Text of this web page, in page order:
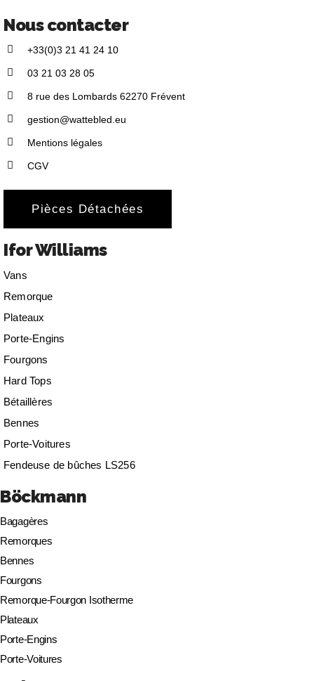
Nous contacter
+33(0)3 21 41 24 10
03 21 03 28 05
8 rue des Lombards 62270 Frévent
gestion@wattebled.eu
Mentions légales
CGV
Pièces Détachées
Ifor Williams
Vans
Remorque
Plateaux
Porte-Engins
Fourgons
Hard Tops
Bétaillères
Bennes
Porte-Voitures
Fendeuse de bûches LS256
Böckmann
Bagagères
Remorques
Bennes
Fourgons
Remorque-Fourgon Isotherme
Plateaux
Porte-Engins
Porte-Voitures